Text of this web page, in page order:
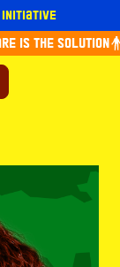
Initiative
is the solution